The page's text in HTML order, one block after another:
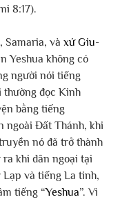
8:17).
Samaria, và xứ Giu-
Yeshua không có
người nói tiếng
thường đọc Kinh
bằng tiếng
ngoài Đất Thánh, khi
nó đã trở thành
khi dân ngoại tại
và tiếng La tinh,
tiếng “Yeshua”. Vì